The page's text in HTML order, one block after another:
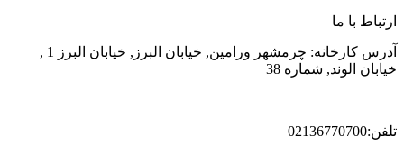
ارتباط با ما
آدرس کارخانه: چرمشهر ورامین, خیابان البرز, خیابان البرز 1 ,
خیابان الوند, شماره 38
تلفن:02136770700